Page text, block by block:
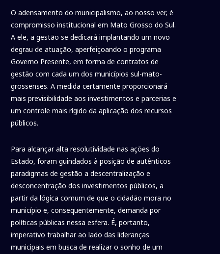
O adensamento do municipalismo, ao nosso ver, é
compromisso institucional em Mato Grosso do Sul.
A ele, a gestão se dedicará implantando um novo
degrau de atuação, aperfeiçoando o programa
Governo Presente, em forma de contratos de
gestão com cada um dos municípios sul-mato-
grossenses. A medida certamente proporcionará
mais previsibilidade aos investimentos e parcerias e
um controle mais rígido da aplicação dos recursos
públicos.
Para alcançar alta resolutividade nas ações do
Estado, foram guindados à posição de autênticos
paradigmas de gestão a descentralização e
desconcentração dos investimentos públicos, a
partir da lógica comum de que o cidadão mora no
município e, consequentemente, demanda por
políticas públicas nessa esfera. É, portanto,
imperativo trabalhar ao lado das lideranças
municipais em busca de realizar o sonho de um